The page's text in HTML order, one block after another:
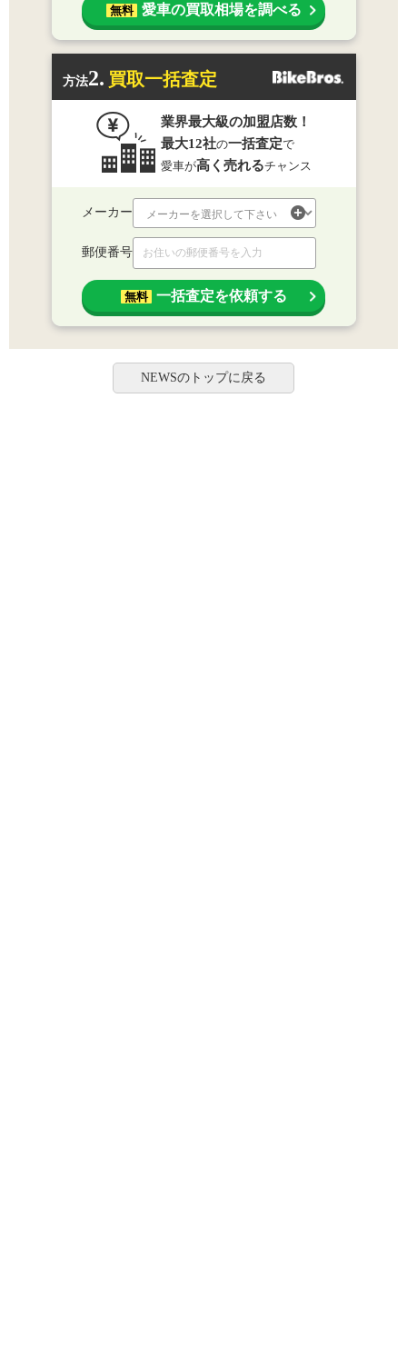
無料 愛車の買取相場を調べる
方法2. 買取一括査定
業界最大級の加盟店数！
最大12社の一括査定で
愛車が高く売れるチャンス
メーカー
郵便番号
無料 一括査定を依頼する
NEWSのトップに戻る